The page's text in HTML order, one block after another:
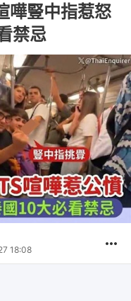
嘩豎中指惹怒
禁忌
18:08